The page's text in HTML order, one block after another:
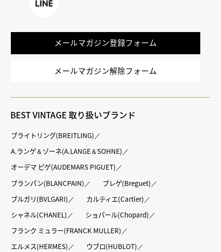
メールマガジン登録フォーム
メールマガジン解除フォーム
BEST VINTAGE 取り扱いブランド
ブライトリング(BREITLING)
A.ランゲ＆ゾーネ(A.LANGE＆SOHNE)
オーデマ ピゲ(AUDEMARS PIGUET)
ブランパン(BLANCPAIN)
ブレゲ(Breguet)
ブルガリ(BVLGARI)
カルティエ(Cartier)
シャネル(CHANEL)
ショパール(Chopard)
フランク ミュラー(FRANCK MULLER)
エルメス(HERMES)
ウブロ(HUBLOT)